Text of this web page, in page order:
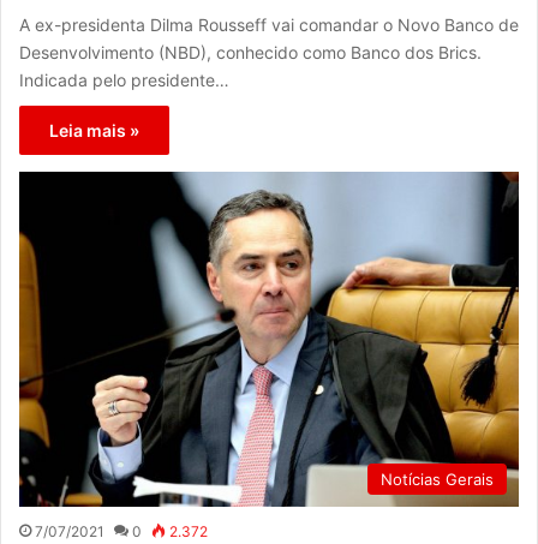
A ex-presidenta Dilma Rousseff vai comandar o Novo Banco de
Desenvolvimento (NBD), conhecido como Banco dos Brics.
Indicada pelo presidente…
Leia mais »
Notícias Gerais
7/07/2021 0 2.372